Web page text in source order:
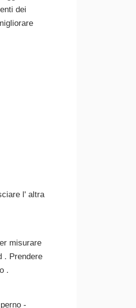
dei
l' altra
misurare
. Prendere
.
-